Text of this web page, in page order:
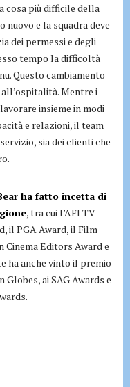
cosa più difficile della
nuovo e la squadra deve
dei permessi e degli
tempo la difficoltà
Questo cambiamento
Mentre i
insieme in modi
e relazioni, il team
sia dei clienti che
ha fatto incetta di
, tra cui l’AFI TV
il PGA Award, il Film
Cinema Editors Award e
ha anche vinto il premio
ai SAG Awards e